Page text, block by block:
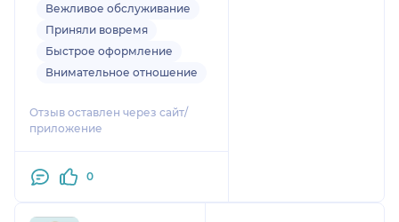
Вежливое обслуживание
Приняли вовремя
Быстрое оформление
Внимательное отношение
Отзыв оставлен через сайт/
приложение
0